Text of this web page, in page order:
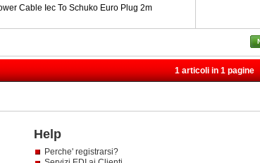
Cable Iec To Schuko Euro Plug 2m
1 articoli in 1 pagine
Help
Perche' registrarsi?